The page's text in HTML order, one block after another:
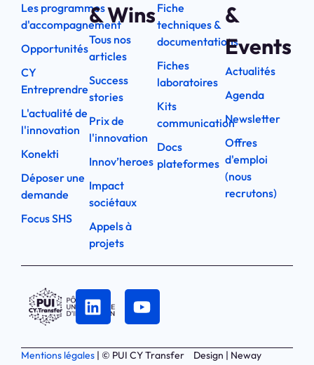
Les programmes
d'accompagnement
Opportunités
CY
Entreprendre
L'actualité de
l'innovation
Konekti
Déposer une
demande
Focus SHS
& Wins
Tous nos
articles
Success
stories
Prix de
l'innovation
Innov’heroes
Impact
sociétaux
Appels à
projets
Fiche
techniques &
documentations
Fiches
laboratoires
Kits
communication
Docs
plateformes
&
Events
Actualités
Agenda
Newsletter
Offres
d'emploi
(nous
recrutons)
Mentions légales | © PUI CY Transfer
Design | Neway